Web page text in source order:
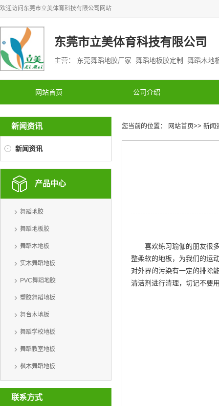
欢迎访问 东莞市立美体育科技有限公司 网站
东莞市立美体育科技有限公司
主营： 东莞舞蹈地胶厂家 舞蹈地板胶定制 舞蹈木
网站首页 公司介绍
新闻资讯
新闻资讯
产品中心
舞蹈地胶
舞蹈地板胶
舞蹈木地板
实木舞蹈地板
PVC舞蹈地胶
塑胶舞蹈地板
舞台木地板
舞蹈学校地板
舞蹈教室地板
枫木舞蹈地板
联系方式
您当前的位置： 网站首页>> 新闻
喜欢练习瑜伽的朋友很
整柔软的地板，为我们的运
对外界的污染有一定的排除
清洁剂进行清理，切记不要